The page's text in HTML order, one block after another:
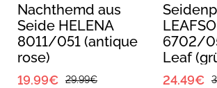
Nachthemd aus
Seide HELENA
8011/051 (antique
rose)
19.99€ 29.99€
6702/
Leaf
24.49€